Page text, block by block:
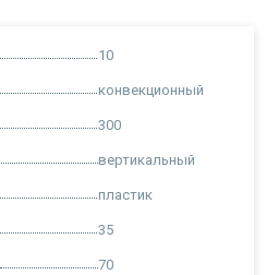
10
конвекционный
300
вертикальный
пластик
35
70